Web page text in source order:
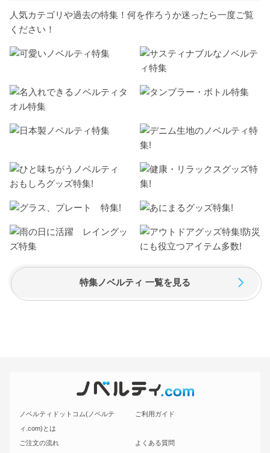
人気カテゴリや過去の特集！何を作ろうか迷ったら一度ご覧
ください！
特集ノベルティ 一覧を見る
ノベルティドットコム(ノベルテ
ィ.com)とは
ご利用ガイド
ご注文の流れ
よくある質問